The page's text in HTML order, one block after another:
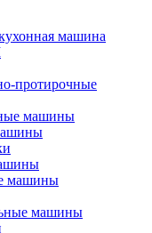
машина
протирочные
машины
машины
машины